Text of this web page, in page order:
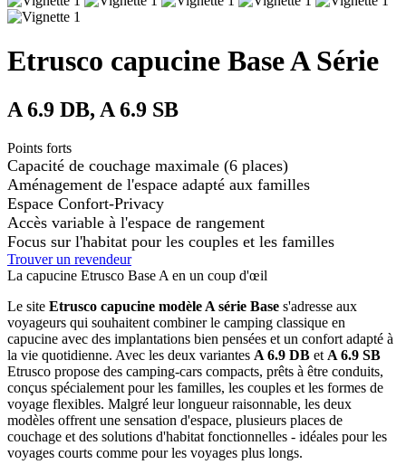
Etrusco capucine Base A Série
A 6.9 DB, A 6.9 SB
Points forts
Capacité de couchage maximale (6 places)
Aménagement de l'espace adapté aux familles
Espace Confort-Privacy
Accès variable à l'espace de rangement
Focus sur l'habitat pour les couples et les familles
Trouver un revendeur
La capucine Etrusco Base A en un coup d'œil
Le site Etrusco capucine modèle A série Base s'adresse aux
voyageurs qui souhaitent combiner le camping classique en
capucine avec des implantations bien pensées et un confort adapté à
la vie quotidienne. Avec les deux variantes A 6.9 DB et A 6.9 SB
Etrusco propose des camping-cars compacts, prêts à être conduits,
conçus spécialement pour les familles, les couples et les formes de
voyage flexibles. Malgré leur longueur raisonnable, les deux
modèles offrent une sensation d'espace, plusieurs places de
couchage et des solutions d'habitat fonctionnelles - idéales pour les
voyages courts comme pour les voyages plus longs.